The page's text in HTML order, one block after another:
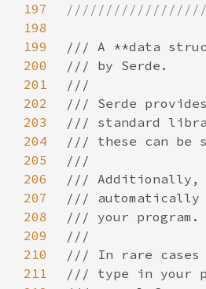
197
198
199
200
201
202
203
204
205
206
207
208
209
210
211